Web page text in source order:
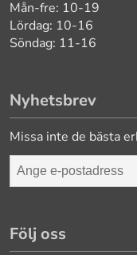
Mån-fre: 10-19
Lördag: 10-16
Söndag: 11-16
Nyhetsbrev
Missa inte de bästa
Följ oss